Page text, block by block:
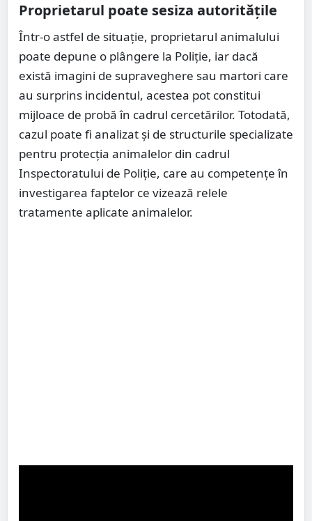
Proprietarul poate sesiza autoritățile
Într-o astfel de situație, proprietarul animalului
poate depune o plângere la Poliție, iar dacă
există imagini de supraveghere sau martori care
au surprins incidentul, acestea pot constitui
mijloace de probă în cadrul cercetărilor. Totodată,
cazul poate fi analizat și de structurile specializate
pentru protecția animalelor din cadrul
Inspectoratului de Poliție, care au competențe în
investigarea faptelor ce vizează relele
tratamente aplicate animalelor.